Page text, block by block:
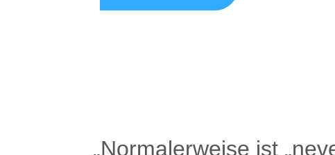
„Normalerweise ist